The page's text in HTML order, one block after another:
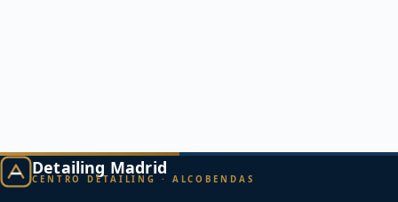
Detailing Madrid
CENTRO DETAILING · ALCOBENDAS